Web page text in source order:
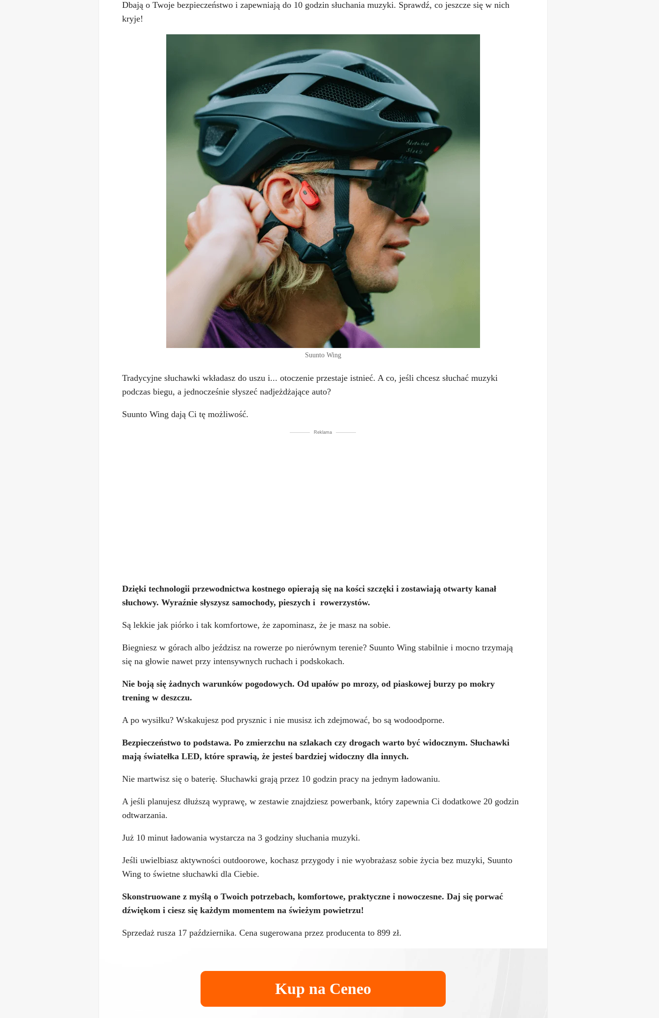
Dbają o Twoje bezpieczeństwo i zapewniają do 10 godzin słuchania muzyki. Sprawdź, co jeszcze się w nich
kryje!
Suunto Wing
Tradycyjne słuchawki wkładasz do uszu i... otoczenie przestaje istnieć. A co, jeśli chcesz słuchać muzyki
podczas biegu, a jednocześnie słyszeć nadjeżdżające auto?
Suunto Wing dają Ci tę możliwość.
Reklama
Dzięki technologii przewodnictwa kostnego opierają się na kości szczęki i zostawiają otwarty kanał
słuchowy. Wyraźnie słyszysz samochody, pieszych i rowerzystów.
Są lekkie jak piórko i tak komfortowe, że zapominasz, że je masz na sobie.
Biegniesz w górach albo jeździsz na rowerze po nierównym terenie? Suunto Wing stabilnie i mocno trzymają
się na głowie nawet przy intensywnych ruchach i podskokach.
Nie boją się żadnych warunków pogodowych. Od upałów po mrozy, od piaskowej burzy po mokry
trening w deszczu.
A po wysiłku? Wskakujesz pod prysznic i nie musisz ich zdejmować, bo są wodoodporne.
Bezpieczeństwo to podstawa. Po zmierzchu na szlakach czy drogach warto być widocznym. Słuchawki
mają światełka LED, które sprawią, że jesteś bardziej widoczny dla innych.
Nie martwisz się o baterię. Słuchawki grają przez 10 godzin pracy na jednym ładowaniu.
A jeśli planujesz dłuższą wyprawę, w zestawie znajdziesz powerbank, który zapewnia Ci dodatkowe 20 godzin
odtwarzania.
Już 10 minut ładowania wystarcza na 3 godziny słuchania muzyki.
Jeśli uwielbiasz aktywności outdoorowe, kochasz przygody i nie wyobrażasz sobie życia bez muzyki, Suunto
Wing to świetne słuchawki dla Ciebie.
Skonstruowane z myślą o Twoich potrzebach, komfortowe, praktyczne i nowoczesne. Daj się porwać
dźwiękom i ciesz się każdym momentem na świeżym powietrzu!
Sprzedaż rusza 17 października. Cena sugerowana przez producenta to 899 zł.
Kup na Ceneo